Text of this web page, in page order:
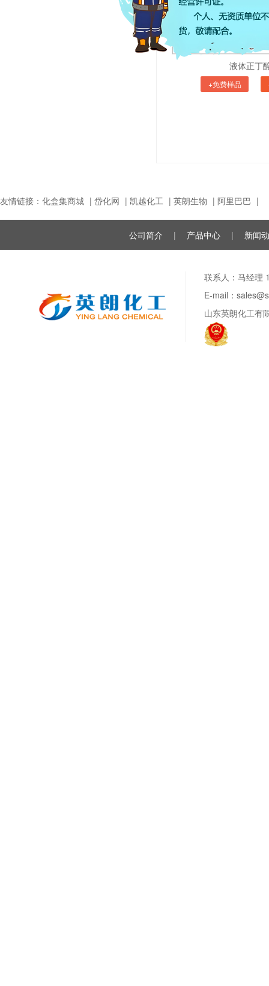
液体正丁
+免费样品
友情链接： 化盒集商城 | 岱化网 | 凯越化工 | 英朗生物 | 阿里巴巴 |
公司简介 | 产品中心 | 新闻
联系人：马经理
E-mail：
山东英朗化工有